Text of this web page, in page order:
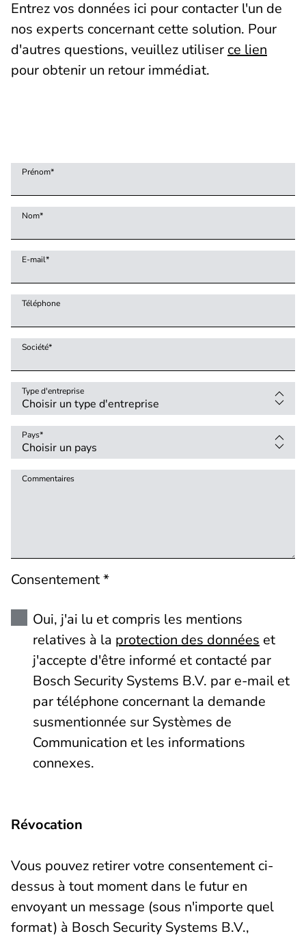
Entrez vos données ici pour contacter l'un de
nos experts concernant cette solution. Pour
d'autres questions, veuillez utiliser ce lien
pour obtenir un retour immédiat.
Prénom*
Nom*
E-mail*
Téléphone
Société*
Type d'entreprise
Pays*
Commentaires
Consentement *
Oui, j'ai lu et compris les mentions
relatives à la protection des données et
j'accepte d'être informé et contacté par
Bosch Security Systems B.V. par e-mail et
par téléphone concernant la demande
susmentionnée sur Systèmes de
Communication et les informations
connexes.
Révocation
Vous pouvez retirer votre consentement ci-
dessus à tout moment dans le futur en
envoyant un message (sous n'importe quel
format) à Bosch Security Systems B.V.,